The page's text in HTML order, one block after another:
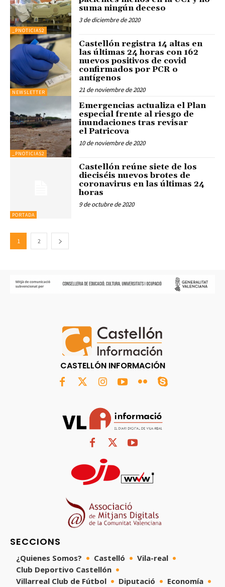
_PNOTICIAS2
suma ningún deceso
3 de diciembre de 2020
NEWSLETTER
Castellón registra 14 altas en
las últimas 24 horas con 162
nuevos positivos de covid
confirmados por PCR o
antígenos
21 de noviembre de 2020
_PNOTICIAS2
Emergencias actualiza el Plan
especial frente al riesgo de
inundaciones tras revisar
el Patricova
10 de noviembre de 2020
PORTADA
Castellón reúne siete de los
dieciséis nuevos brotes de
coronavirus en las últimas 24
horas
9 de octubre de 2020
1 2
CASTELLÓN INFORMACIÓN
SECCIONS
¿Quienes Somos? Castelló
Vila-real
Club Deportivo Castellón
Villarreal Club de Fútbol
Diputació
Economía